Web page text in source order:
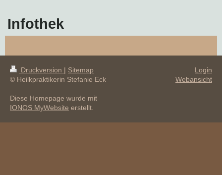
Infothek
Druckversion | Sitemap
© Heilkpraktikerin Stefanie Eck
Diese Homepage wurde mit
IONOS MyWebsite erstellt.
Login
Webansicht